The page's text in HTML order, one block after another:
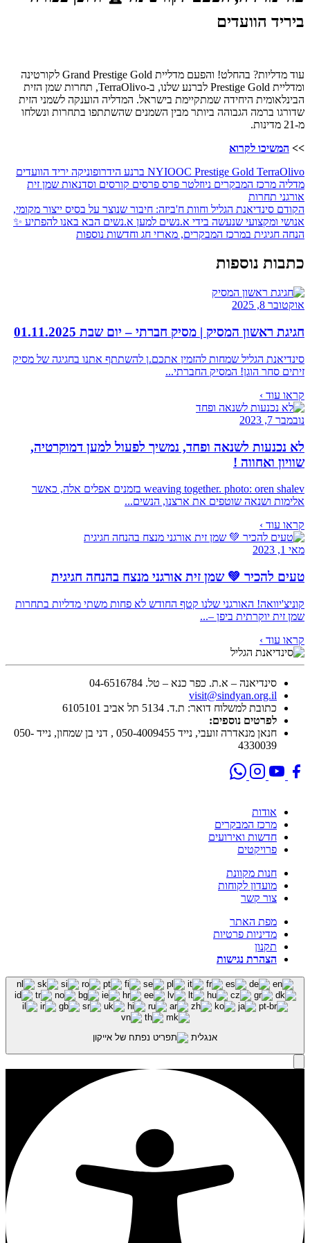
ביריד הוועדים
עוד מדליות? בהחלט! והפעם מדליית Grand Prestige Gold לקורטינה
ומדליית Prestige Gold לברנע שלנו, ב-TerraOlivo, תחרות שמן הזית
הבינלאומית היחידה שמתקיימת בישראל. המדליה הוענקה לשמני הזית
שדורגו ברמה הגבוהה ביותר מבין השמנים שהשתתפו בתחרות ונשלחו
מ-21 מדינות.
>> המשיכו לקרוא
NYIOOC Prestige Gold TerraOlivo ברנע הידרופוניקה יריד הוועדים
מדליה מרכז המבקרים ניוזלטר פרס פרסים קורסים וסדנאות שמן זית
אורגני תחרות
הקודם סינדיאנת הגליל וחוות ח'ביזה: חיבור שנוצר על בסיס ייצור מקומי,
אנושי ומקצועי שנעשה בידי א.נשים למען א.נשים הבא באנו להפתיע ✨
הנחה חגיגית במרכז המבקרים, מארזי חג וחדשות נוספות
כתבות נוספות
אוקטובר 8, 2025
חגיגת ראשון המסיק | מסיק חברתי – יום שבת 01.11.2025
סינדיאנת הגליל שמחות להזמין אתכם.ן להשתתף אתנו בחגיגה של מסיק
זיתים סחר הוגן! המסיק החברתי...
קראו עוד ›
נובמבר 7, 2023
לא נכנעות לשנאה ופחד, נמשיך לפעול למען דמוקרטיה,
שוויון ואחווה !
weaving together. photo: oren shalev בזמנים אפלים אלה, כאשר
אלימות ושנאה שוטפים את ארצנו, הנשים...
קראו עוד ›
מאי 1, 2023
טעים להכיר 💚 שמן זית אורגני מנצח בהנחה חגיגית
קוניצ'יוואה! האורגני שלנו קטף החודש לא פחות משתי מדליות בתחרות
שמן זית יוקרתית ביפן –...
קראו עוד ›
סינדיאנה – א.ת. כפר כנא – טל. 04-6516784
visit@sindyan.org.il
כתובת למשלוח דואר: ת.ד. 5134 תל אביב 6105101
לפרטים נוספים:
חנאן מנאדרה זועבי, נייד 050-4009455 , דני בן שמחון, נייד 050-
4330039
אודות
מרכז המבקרים
חדשות ואירועים
פרויקטים
חנות מקוונת
מועדון לקוחות
צור קשר
מפת האתר
מדיניות פרטיות
תקנון
הצהרת נגישות
אנגלית